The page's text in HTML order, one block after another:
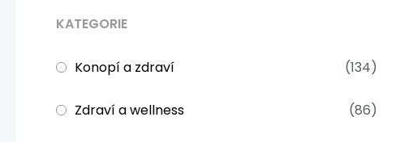
KATEGORIE
Konopí a zdraví (134)
Zdraví a wellness (86)